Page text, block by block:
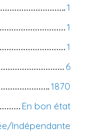
1
1
1
6
1870
En bon état
Indépendante